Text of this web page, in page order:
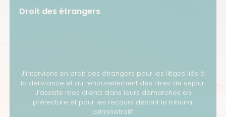
Droit des étrangers
J’interviens en droit des étrangers pour les litiges liés à
la délivrance et au renouvellement des titres de séjour.
J’assiste mes clients dans leurs démarches en
préfecture et pour les recours devant le tribunal
administratif.